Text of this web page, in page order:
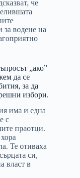
че
водене на
„ако”
да се
за да
избори.
има и една
с
праотци.
Те отиваха
си,
власт в